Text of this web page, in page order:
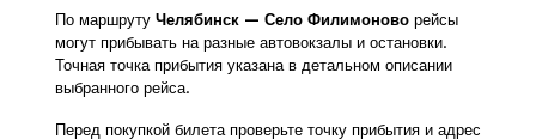
По маршруту Челябинск — Село Филимоново рейсы
могут прибывать на разные автовокзалы и остановки.
Точная точка прибытия указана в детальном описании
выбранного рейса.
Перед покупкой билета проверьте точку прибытия и адрес